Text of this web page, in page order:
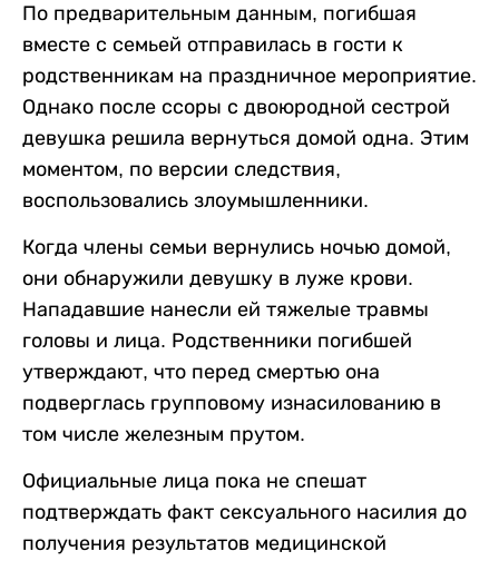
По предварительным данным, погибшая
вместе с семьей отправилась в гости к
родственникам на праздничное мероприятие.
Однако после ссоры с двоюродной сестрой
девушка решила вернуться домой одна. Этим
моментом, по версии следствия,
воспользовались злоумышленники.
Когда члены семьи вернулись ночью домой,
они обнаружили девушку в луже крови.
Нападавшие нанесли ей тяжелые травмы
головы и лица. Родственники погибшей
утверждают, что перед смертью она
подверглась групповому изнасилованию в
том числе железным прутом.
Официальные лица пока не спешат
подтверждать факт сексуального насилия до
получения результатов медицинской